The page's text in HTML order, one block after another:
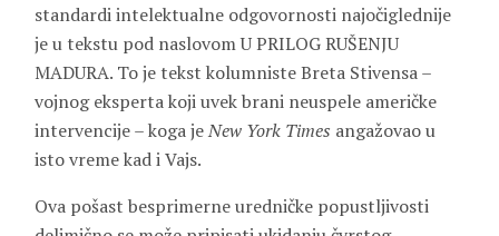
standardi intelektualne odgovornosti najočiglednije
je u tekstu pod naslovom U PRILOG RUŠENJU
MADURA. To je tekst kolumniste Breta Stivensa –
vojnog eksperta koji uvek brani neuspele američke
intervencije – koga jeNew York Times angažovao u
isto vreme kad i Vajs.
Ova pošast besprimerne uredničke popustljivosti